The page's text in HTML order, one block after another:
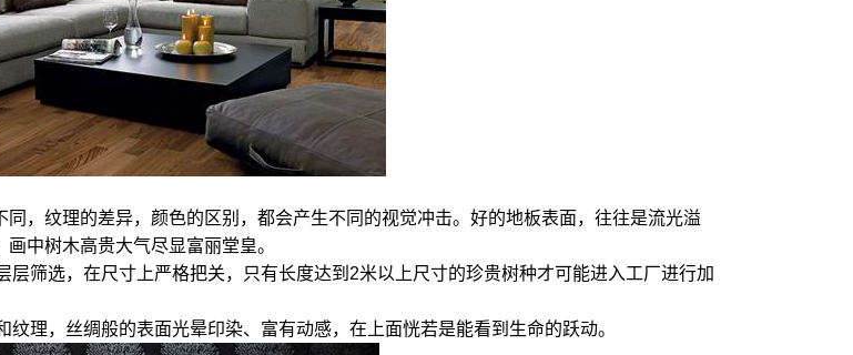
，纹理的差异，颜色的区别，都会产生不同的视觉冲击。好的地板表面，往往是流光溢
中树木高贵大气尽显富丽堂皇。
筛选，在尺寸上严格把关，只有长度达到2米以上尺寸的珍贵树种才可能进入工厂进行加
理，丝绸般的表面光晕印染、富有动感，在上面恍若是能看到生命的跃动。